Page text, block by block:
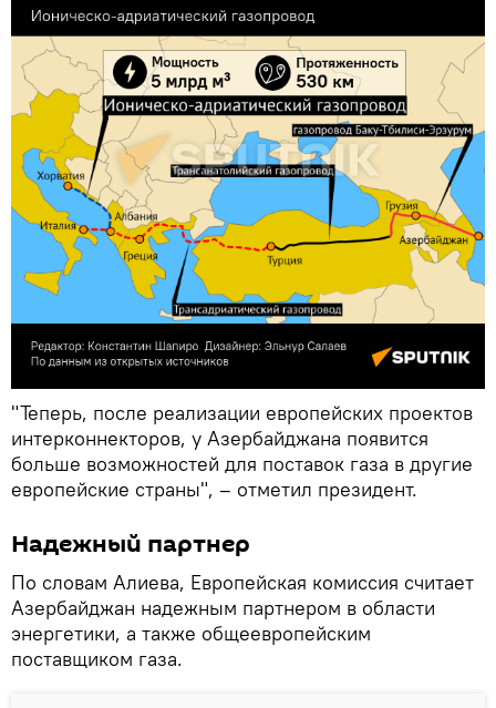
"Теперь, после реализации европейских проектов
интерконнекторов, у Азербайджана появится
больше возможностей для поставок газа в другие
европейские страны", – отметил президент.
Надежный партнер
По словам Алиева, Европейская комиссия считает
Азербайджан надежным партнером в области
энергетики, а также общеевропейским
поставщиком газа.